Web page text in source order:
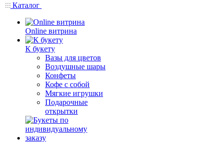
Каталог
Online витрина
К букету
Вазы для цветов
Воздушные шары
Конфеты
Кофе с собой
Мягкие игрушки
Подарочные
открытки